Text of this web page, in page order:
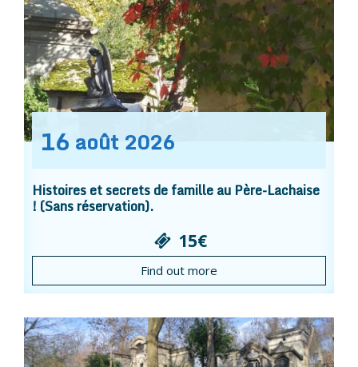
16 août 2026
Histoires et secrets de famille au Père-Lachaise
! (Sans réservation).
15€
Find out more